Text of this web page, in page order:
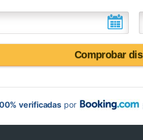
Comprobar
verificadaspor